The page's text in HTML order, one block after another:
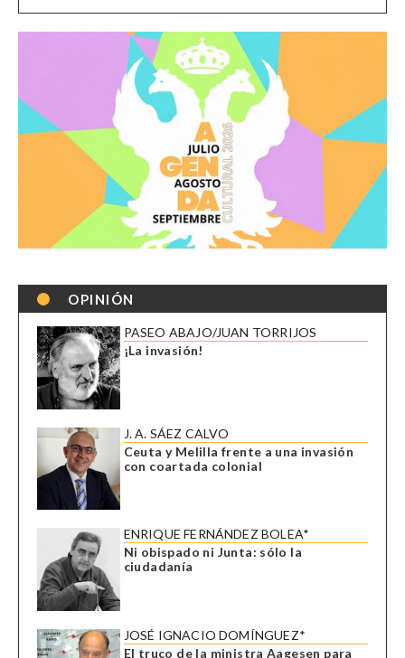
OPINIÓN
PASEO ABAJO/JUAN TORRIJOS
¡La invasión!
J. A. SÁEZ CALVO
Ceuta y Melilla frente a una invasión
con coartada colonial
ENRIQUE FERNÁNDEZ BOLEA*
Ni obispado ni Junta: sólo la
ciudadanía
JOSÉ IGNACIO DOMÍNGUEZ*
El truco de la ministra Aagesen para